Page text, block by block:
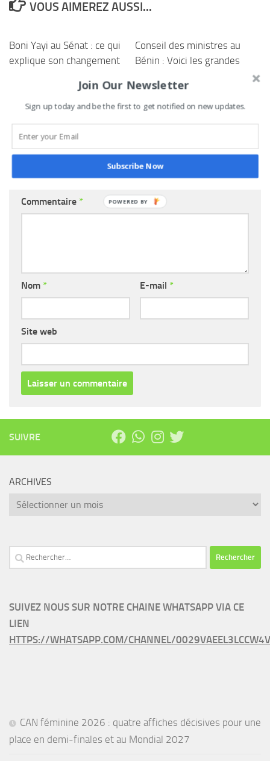
VOUS AIMEREZ AUSSI...
Boni Yayi au Sénat : ce qui
explique son changement
Conseil des ministres au
Bénin : Voici les grandes
janvier 2026
21 JANVIER 2026
LAISSER UN COMMENTAIRE
Commentaire *
Nom * E-mail *
Site web
SUIVRE
ARCHIVES
Archives
Rechercher :
SUIVEZ NOUS SUR NOTRE CHAINE WHATSAPP VIA CE
LIEN
HTTPS://WHATSAPP.COM/CHANNEL/
CAN féminine 2026 : quatre affiches décisives pour une
place en demi-finales et au Mondial 2027
Join Our Newsletter
Sign up today and be the first to get notified on new updates.
Subscribe Now